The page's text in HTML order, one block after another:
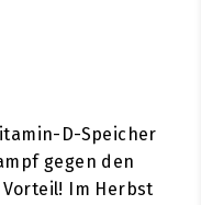
D-Speicher
gegen den
Im Herbst